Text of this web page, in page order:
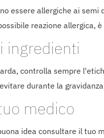
essere allergiche ai
reazione allergica,
ingredienti
controlla sempre
durante la
medico
idea consultare il tuo